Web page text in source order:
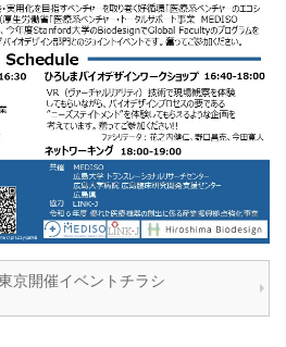
京開催イベントチラシ